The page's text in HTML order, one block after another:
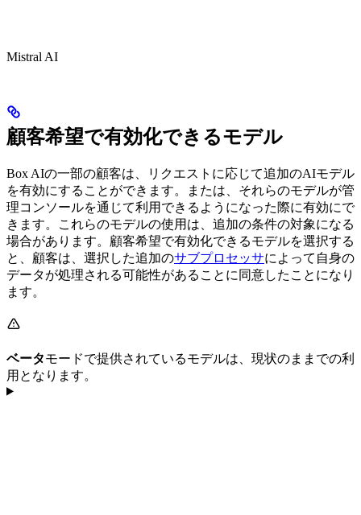
Mistral AI
顧客希望で有効化できるモデル
Box AIの一部の顧客は、リクエストに応じて追加のAIモデル
を有効にすることができます。または、それらのモデルが管
理コンソールを通じて利用できるようになった際に有効にで
きます。これらのモデルの使用は、追加の条件の対象になる
場合があります。顧客希望で有効化できるモデルを選択する
と、顧客は、選択した追加のサブプロセッサによって自身の
データが処理される可能性があることに同意したことになり
ます。
ベータモードで提供されているモデルは、現状のままでの利
用となります。